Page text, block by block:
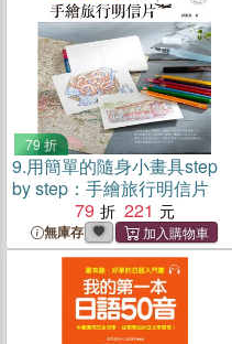
79 折
9.用簡單的隨身小畫具step
by step：手繪旅行明信片
79
221
無庫存